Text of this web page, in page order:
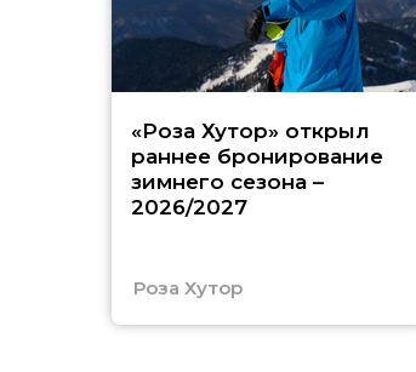
«Роза Хутор» открыл
раннее бронирование
зимнего сезона –
2026/2027
Роза Хутор